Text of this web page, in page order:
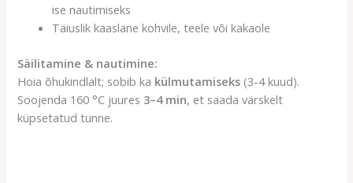
ise nautimiseks
Täiuslik kaaslane kohvile, teele või kakaole
Säilitamine & nautimine:
Hoia õhukindlalt; sobib ka külmutamiseks (3-4 kuud).
Soojenda 160 °C juures 3–4 min, et saada värskelt
küpsetatud tunne.